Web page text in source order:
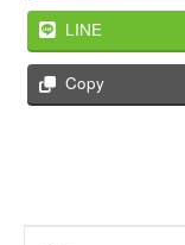
LINE
Copy